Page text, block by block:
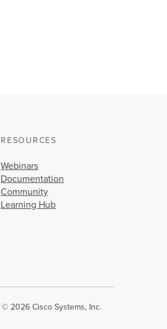
RESOURCES
Webinars
Documentation
Community
Learning Hub
© 2026 Cisco Systems, Inc.